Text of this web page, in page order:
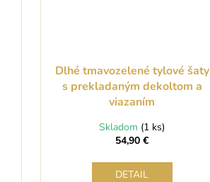
Dlhé tmavozelené tylové šaty
s prekladaným dekoltom a
viazaním
Skladom (1 ks)
54,90 €
DETAIL